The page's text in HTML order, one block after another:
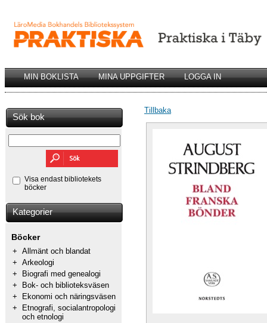
MIN BOKLISTA MINA UPPGIFTER LOGGA IN
Sök bok
Visa endast bibliotekets
böcker
Kategorier
Böcker
+ Allmänt och blandat
+ Arkeologi
+
Biografi med genealogi
+
Bok- och biblioteksväsen
+
Ekonomi och näringsväsen
+
Etnografi, socialantropologi
och etnologi
Tillbaka